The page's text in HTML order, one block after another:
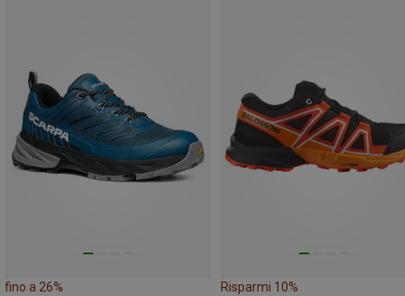
fino a 26% Risparmi 10%